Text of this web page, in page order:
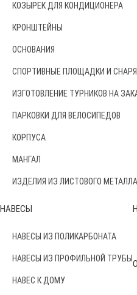
КОЗЫРЕК ДЛЯ КОНДИЦИОНЕРА
КРОНШТЕЙНЫ
ОСНОВАНИЯ
СПОРТИВНЫЕ ПЛОЩАДКИ И
ИЗГОТОВЛЕНИЕ ТУРНИКОВ НА
ПАРКОВКИ ДЛЯ ВЕЛОСИПЕДОВ
КОРПУСА
МАНГАЛ
ИЗДЕЛИЯ ИЗ ЛИСТОВОГО МЕТАЛЛА
НАВЕСЫ
НАВЕСЫ ИЗ ПОЛИКАРБОНАТА
НАВЕСЫ ИЗ ПРОФИЛЬНОЙ ТРУБЫ
НАВЕС К ДОМУ